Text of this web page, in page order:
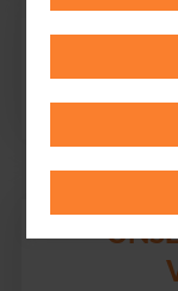
Westfalenhalle
Sunday